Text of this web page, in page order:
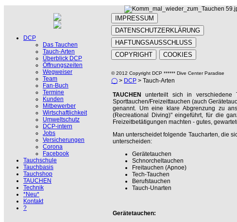
DCP
Das Tauchen
Tauch-Arten
Überblick DCP
Öffnungszeiten
Wegweiser
Team
Fan-Buch
Termine
Kunden
Mitbewerber
Wirtschaftlichkeit
Umweltschutz
DCP-intern
Jobs
Versicherungen
Corona
Facebook
Tauchschule
Tauchbasis
Tauchshop
TAUCHEN
Technik
*Neu*
Kontakt
?
◯> DCP> Tauch-Arten
TAUCHEN
unterteilt sich in verschiedene
Sporttauchen/Freizeittauchen (auch
genannt. Um eine klare Abgrenzung zu
(Recreational Diving)" eingeführt, für die
Freizeitbetätigungen machten - gutes,
Man unterscheidet folgende Taucharten, die
unterscheiden:
Gerätetauchen
Schnorcheltauchen
Freitauchen (Apnoe)
Tech-Tauchen
Berufstauchen
Tauch-Unarten
Gerätetauchen:
IMPRESSUM
DATENSCHUTZERKLÄRUNG
HAFTUNGSAUSSCHLUSS
COPYRIGHT
COOKIES
© 2012 Copyright DCP ****** Dive Center Paradise